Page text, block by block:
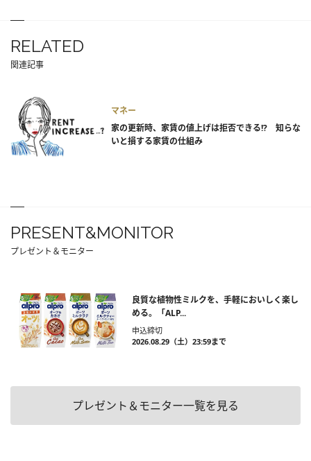
RELATED
関連記事
マネー
家の更新時、家賃の値上げは拒否できる!? 知らな
いと損する家賃の仕組み
PRESENT&MONITOR
プレゼント＆モニター
良質な植物性ミルクを、手軽においしく楽し
める。「ALP...
申込締切
2026.08.29（土）23:59まで
プレゼント＆モニター一覧を見る